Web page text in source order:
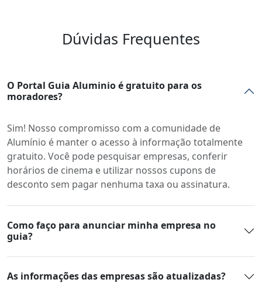
Dúvidas Frequentes
O Portal Guia Aluminio é gratuito para os
moradores?
Sim! Nosso compromisso com a comunidade de
Alumínio é manter o acesso à informação totalmente
gratuito. Você pode pesquisar empresas, conferir
horários de cinema e utilizar nossos cupons de
desconto sem pagar nenhuma taxa ou assinatura.
Como faço para anunciar minha empresa no
guia?
As informações das empresas são atualizadas?